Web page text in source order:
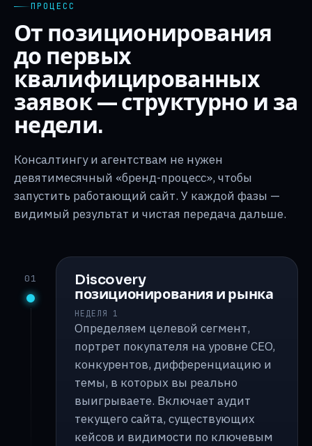
ПРОЦЕСС
От позиционирования
до первых
квалифицированных
заявок — структурно и за
недели.
Консалтингу и агентствам не нужен
девятимесячный «бренд-процесс», чтобы
запустить работающий сайт. У каждой фазы —
видимый результат и чистая передача дальше.
01
Discovery
позиционирования и рынка
НЕДЕЛЯ 1
Определяем целевой сегмент,
портрет покупателя на уровне CEO,
конкурентов, дифференциацию и
темы, в которых вы реально
выигрываете. Включает аудит
текущего сайта, существующих
кейсов и видимости по ключевым